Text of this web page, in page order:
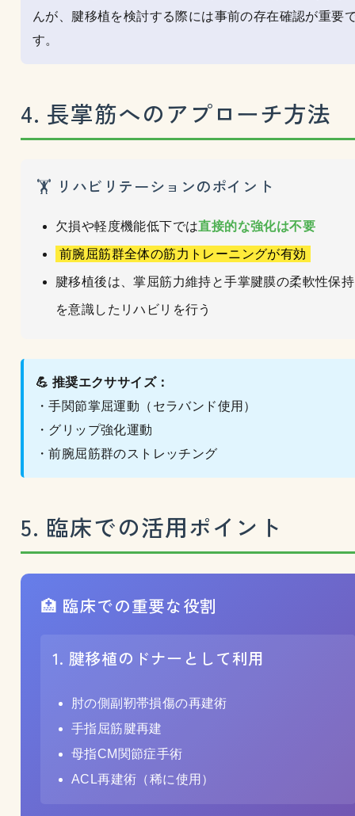
んが、腱移植を検討する際には事前の存在確認が重要
す。
4. 長掌筋へのアプローチ方法
🏋️ リハビリテーションのポイント
欠損や軽度機能低下では直接的な強化は不要
前腕屈筋群全体の筋力トレーニングが有効
腱移植後は、掌屈筋力維持と手掌腱膜の柔軟性保持
を意識したリハビリを行う
💪 推奨エクササイズ：
・手関節掌屈運動（セラバンド使用）
・グリップ強化運動
・前腕屈筋群のストレッチング
5. 臨床での活用ポイント
🏥 臨床での重要な役割
1. 腱移植のドナーとして利用
肘の側副靭帯損傷の再建術
手指屈筋腱再建
母指CM関節症手術
ACL再建術（稀に使用）